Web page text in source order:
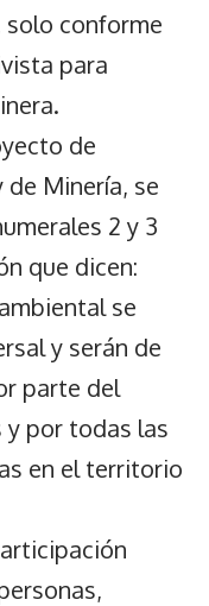
conforme
para
de
Minería, se
2 y 3
que dicen:
se
y serán de
parte del
y por todas las
en el territorio